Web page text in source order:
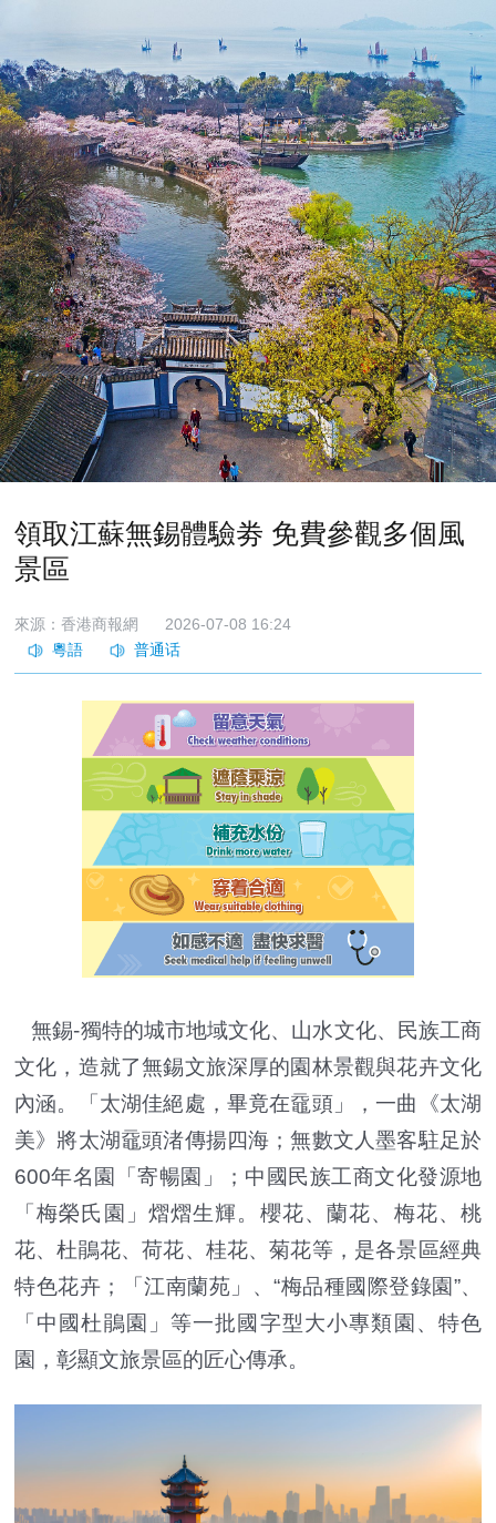
領取江蘇無錫體驗劵 免費參觀多個風
景區
來源：香港商報網 2026-07-08 16:24
無錫-獨特的城市地域文化、山水文化、民族工商
文化，造就了無錫文旅深厚的園林景觀與花卉文化
內涵。「太湖佳絕處，畢竟在黿頭」，一曲《太湖
美》將太湖黿頭渚傳揚四海；無數文人墨客駐足於
600年名園「寄暢園」；中國民族工商文化發源地
「梅榮氏園」熠熠生輝。櫻花、蘭花、梅花、桃
花、杜鵑花、荷花、桂花、菊花等，是各景區經典
特色花卉；「江南蘭苑」、“梅品種國際登錄園”、
「中國杜鵑園」等一批國字型大小專類園、特色
園，彰顯文旅景區的匠心傳承。